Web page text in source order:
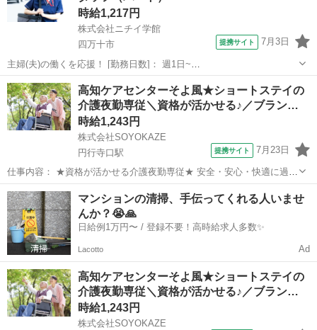
時給1,217円
株式会社ニチイ学館
四万十市
提携サイト 7月3日
主婦(夫)の働くを応援！ [勤務日数]： 週1日~
10:00~16:00/09:00~15:00/08:00~12:00/09:00~17:00/10:00~18:00 月/
火/水/木/金/土/日 などから選べます [...
高知 四万十市 ケアマネージャー
高知ケアセンターそよ風★ショートステイの
介護夜勤専従＼資格が活かせる♪／ブラン…
時給1,243円
株式会社SOYOKAZE
円行寺口駅
提携サイト 7月23日
仕事内容： ★資格が活かせる介護夜勤専従★ 安全・安心・快適に過ご
していただくためのお手伝い。 ご利用者さまの日々の生活を支えるお
仕事です。 介護施設での夜勤業務です。夕食や朝食時の配膳・食事介
助、就寝・起床時の移動や排...
高知 高知市 介護
マンションの清掃、手伝ってくれる人いませ
んか？😭🙏
日給例1万円〜 / 登録不要！高時給求人多数✨
Lacotto Ad
高知ケアセンターそよ風★ショートステイの
介護夜勤専従＼資格が活かせる♪／ブラン…
時給1,243円
株式会社SOYOKAZE